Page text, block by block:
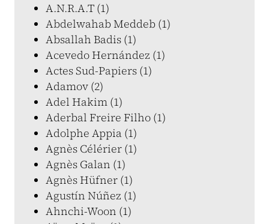
A.N.R.A.T (1)
Abdelwahab Meddeb (1)
Absallah Badis (1)
Acevedo Hernández (1)
Actes Sud-Papiers (1)
Adamov (2)
Adel Hakim (1)
Aderbal Freire Filho (1)
Adolphe Appia (1)
Agnès Célérier (1)
Agnès Galan (1)
Agnès Hüfner (1)
Agustín Núñez (1)
Ahnchi-Woon (1)